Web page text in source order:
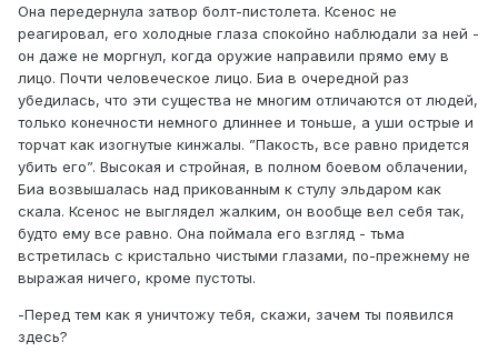
Она передернула затвор болт-пистолета. Ксенос не
реагировал, его холодные глаза спокойно наблюдали за ней -
он даже не моргнул, когда оружие направили прямо ему в
лицо. Почти человеческое лицо. Биа в очередной раз
убедилась, что эти существа не многим отличаются от людей,
только конечности немного длиннее и тоньше, а уши острые и
торчат как изогнутые кинжалы. ”Пакость, все равно придется
убить его”. Высокая и стройная, в полном боевом облачении,
Биа возвышалась над прикованным к стулу эльдаром как
скала. Ксенос не выглядел жалким, он вообще вел себя так,
будто ему все равно. Она поймала его взгляд - тьма
встретилась с кристально чистыми глазами, по-прежнему не
выражая ничего, кроме пустоты.
-Перед тем как я уничтожу тебя, скажи, зачем ты появился
здесь?